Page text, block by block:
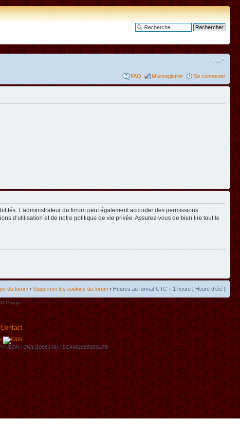
FAQ M’enregistrer Se connecter
L’administrateur du forum peut également accorder des permissions
d’utilisation et de notre politique de vie privée. Assurez-vous de bien lire tout le
du forum • Supprimer les cookies du forum • Heures au format UTC + 1 heure [ Heure d’été ]
Group
Contact
/ IDDN / CNIL(1006349) / SCAM(2006020105)